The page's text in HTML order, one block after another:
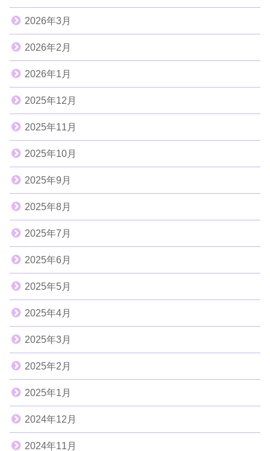
2026年3月
2026年2月
2026年1月
2025年12月
2025年11月
2025年10月
2025年9月
2025年8月
2025年7月
2025年6月
2025年5月
2025年4月
2025年3月
2025年2月
2025年1月
2024年12月
2024年11月